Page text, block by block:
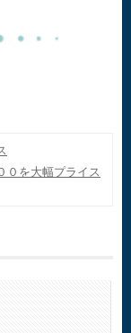
を大幅プライス